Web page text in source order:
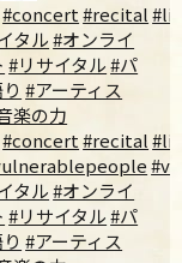
#concert#recital
タル#オンライ
#リサイタル#パ
#アーティス
楽の力
#concert#recital
タル#オンライ
#リサイタル#パ
#アーティス